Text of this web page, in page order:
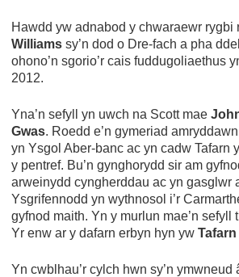
Hawdd yw adnabod y chwaraewr rygbi
Williams sy’n dod o Dre-fach a pha
ohono’n sgorio’r cais fuddugoliaethus
2012.
Yna’n sefyll yn uwch na Scott mae
Gwas. Roedd e’n gymeriad
yn Ysgol Aber-banc ac yn cadw Tafarn
y pentref. Bu’n gynghorydd sir am
arweinydd cyngherddau ac yn gasglwr
Ysgrifennodd yn wythnosol i’r
gyfnod maith. Yn y murlun mae’n sefyll
Yr enw ar y dafarn erbyn hyn yw
Yn cwblhau’r cylch hwn sy’n